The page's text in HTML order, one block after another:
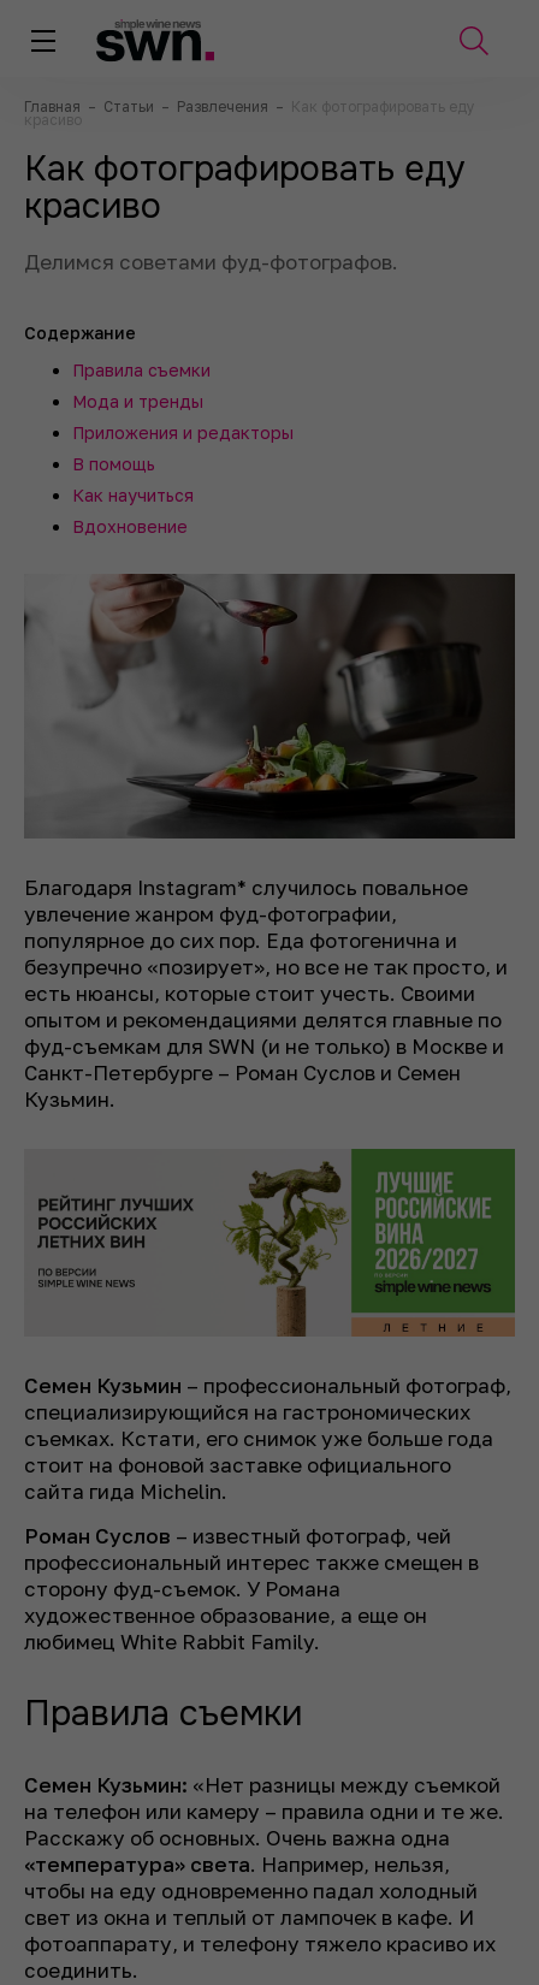
Главная – Статьи – Развлечения – Как фотографировать еду
красиво
Как фотографировать еду
красиво
Делимся советами фуд-фотографов.
Содержание
Правила съемки
Мода и тренды
Приложения и редакторы
В помощь
Как научиться
Вдохновение
Благодаря Instagram* случилось повальное
увлечение жанром фуд-фотографии,
популярное до сих пор. Еда фотогенична и
безупречно «позирует», но все не так просто, и
есть нюансы, которые стоит учесть. Своими
опытом и рекомендациями делятся главные по
фуд-съемкам для SWN (и не только) в Москве и
Санкт-Петербурге – Роман Суслов и Семен
Кузьмин.
Семен Кузьмин – профессиональный фотограф,
специализирующийся на гастрономических
съемках. Кстати, его снимок уже больше года
стоит на фоновой заставке официального
сайта гида Michelin.
Роман Суслов – известный фотограф, чей
профессиональный интерес также смещен в
сторону фуд-съемок. У Романа
художественное образование, а еще он
любимец White Rabbit Family.
Правила съемки
Семен Кузьмин: «Нет разницы между съемкой
на телефон или камеру – правила одни и те же.
Расскажу об основных. Очень важна одна
«температура» света. Например, нельзя,
чтобы на еду одновременно падал холодный
свет из окна и теплый от лампочек в кафе. И
фотоаппарату, и телефону тяжело красиво их
соединить.